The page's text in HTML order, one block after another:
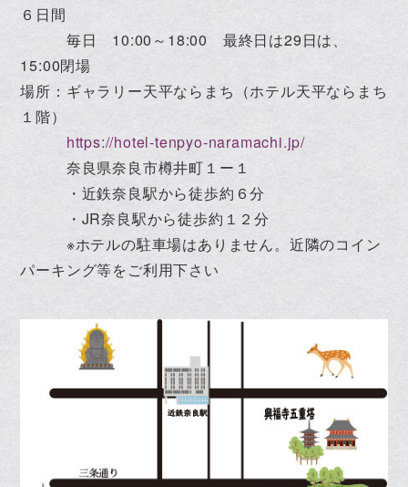
６日間
毎日 10:00～18:00 最終日は29日は、
15:00閉場
場所：ギャラリー天平ならまち（ホテル天平ならまち
１階）
https://hotel-tenpyo-naramachi.jp/
奈良県奈良市樽井町１ー１
・近鉄奈良駅から徒歩約６分
・JR奈良駅から徒歩約１２分
※ホテルの駐車場はありません。近隣のコイン
パーキング等をご利用下さい